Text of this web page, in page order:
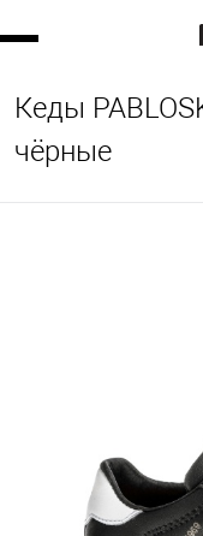
Кеды
чёрные